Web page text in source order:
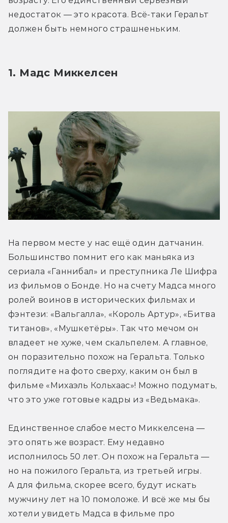
недостаток — это красота. Всё-таки Геральт
должен быть немного страшненьким.
1. Мадс Миккелсен
На первом месте у нас ещё один датчанин.
Большинство помнит его как маньяка из
сериала «Ганнибал» и преступника Ле Шифра
из фильмов о Бонде. Но на счету Мадса много
ролей воинов в исторических фильмах и
фэнтези: «Вальгалла», «Король Артур», «Битва
титанов», «Мушкетёры». Так что мечом он
владеет не хуже, чем скальпелем. А главное,
он поразительно похож на Геральта. Только
поглядите на фото сверху, каким он был в
фильме «Михаэль Кольхаас»! Можно подумать,
что это уже готовые кадры из «Ведьмака».
Единственное слабое место Миккелсена —
это опять же возраст. Ему недавно
исполнилось 50 лет. Он похож на Геральта —
но на пожилого Геральта, из третьей игры.
А для фильма, скорее всего, будут искать
мужчину лет на 10 помоложе. И всё же мы бы
хотели увидеть Мадса в фильме про